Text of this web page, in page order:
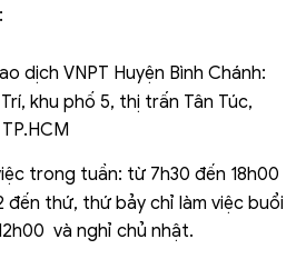
dịch VNPT Huyện Bình Chánh:
khu phố 5, thị trấn Tân Túc,
trong tuần: từ 7h30 đến 18h00
thứ, thứ bảy chỉ làm việc buổi
và nghỉ chủ nhật.